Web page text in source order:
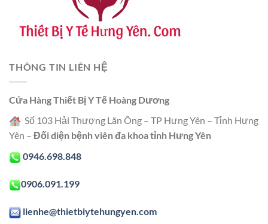
THÔNG TIN LIÊN HỆ
Cửa Hàng Thiết Bị Y Tế Hoàng Dương
Số 103 Hải Thượng Lãn Ông – TP Hưng Yên – Tỉnh Hưng
Yên – Đối diện bệnh viên đa khoa tỉnh Hưng Yên
0946.698.848
0906.091.199
lienhe@thietbiytehungyen.com